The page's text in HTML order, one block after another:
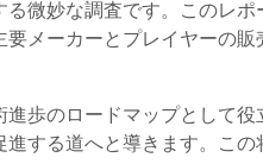
微妙な調査です。このレ
メーカーとプレイヤーの
歩のロードマップとして
する道へと導きます。こ